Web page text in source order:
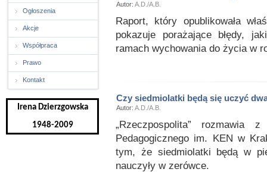
Ogłoszenia
Akcje
Współpraca
Prawo
Kontakt
Irena Dzierzgowska
1948-2009
Autor: A.D./A.B.
Raport, który opublikowała
pokazuje porażające błędy,
ramach wychowania do życia w
Czy siedmiolatki będą się uczyć
Autor: A.D./A.B.
„Rzeczpospolita” rozmawia
Pedagogicznego im. KEN w
tym, że siedmiolatki będą w
nauczyły w zerówce.